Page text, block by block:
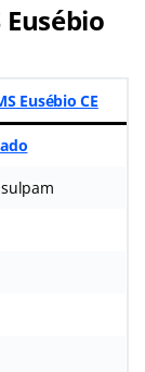
Eusébio CE